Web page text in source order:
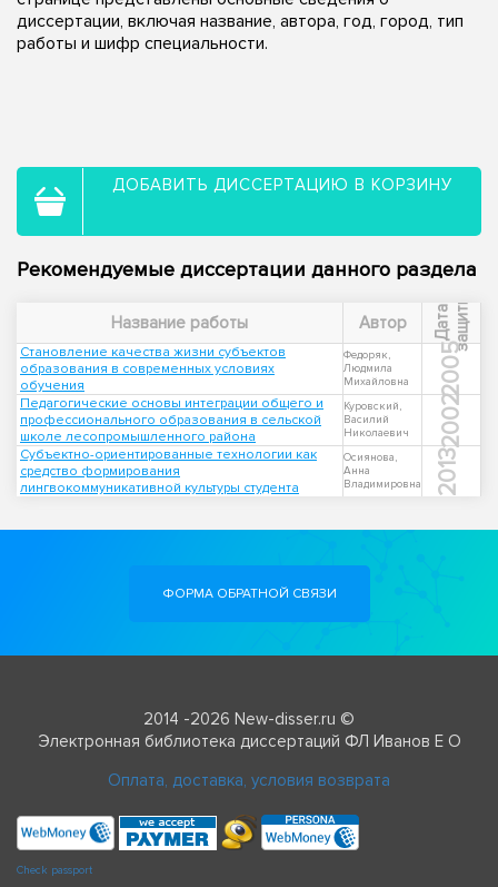
диссертации, включая название, автора, год, город, тип
работы и шифр специальности.
ДОБАВИТЬ ДИССЕРТАЦИЮ В КОРЗИНУ
Рекомендуемые диссертации данного раздела
Название работы Автор Д
а
т
а
з
а
щ
и
т ы
Становление качества жизни субъектов
образования в современных условиях
обучения
Федоряк,
Людмила
Михайловна
2005
Педагогические основы интеграции общего и
профессионального образования в сельской
школе лесопромышленного района
Куровский,
Василий
Николаевич
2002
Субъектно-ориентированные технологии как
средство формирования
лингвокоммуникативной культуры студента
Осиянова,
Анна
Владимировна
2013
ФОРМА ОБРАТНОЙ СВЯЗИ
2014 -2026 New-disser.ru ©
Электронная библиотека диссертаций ФЛ Иванов Е О
Оплата, доставка, условия возврата
Check passport